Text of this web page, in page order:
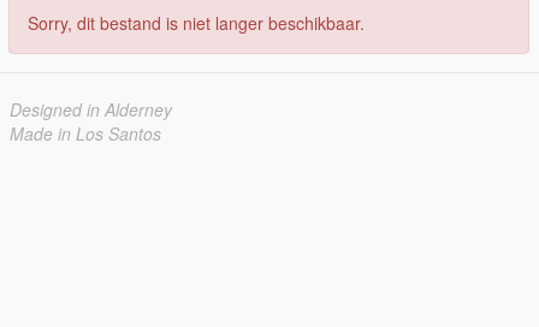
Sorry, dit bestand is niet langer beschikbaar.
Designed in Alderney
Made in Los Santos